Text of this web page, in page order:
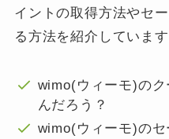
イントの取得方法やセ
る方法を紹介しています
wimo(ウィーモ)の
んだろう？
wimo(ウィーモ)の